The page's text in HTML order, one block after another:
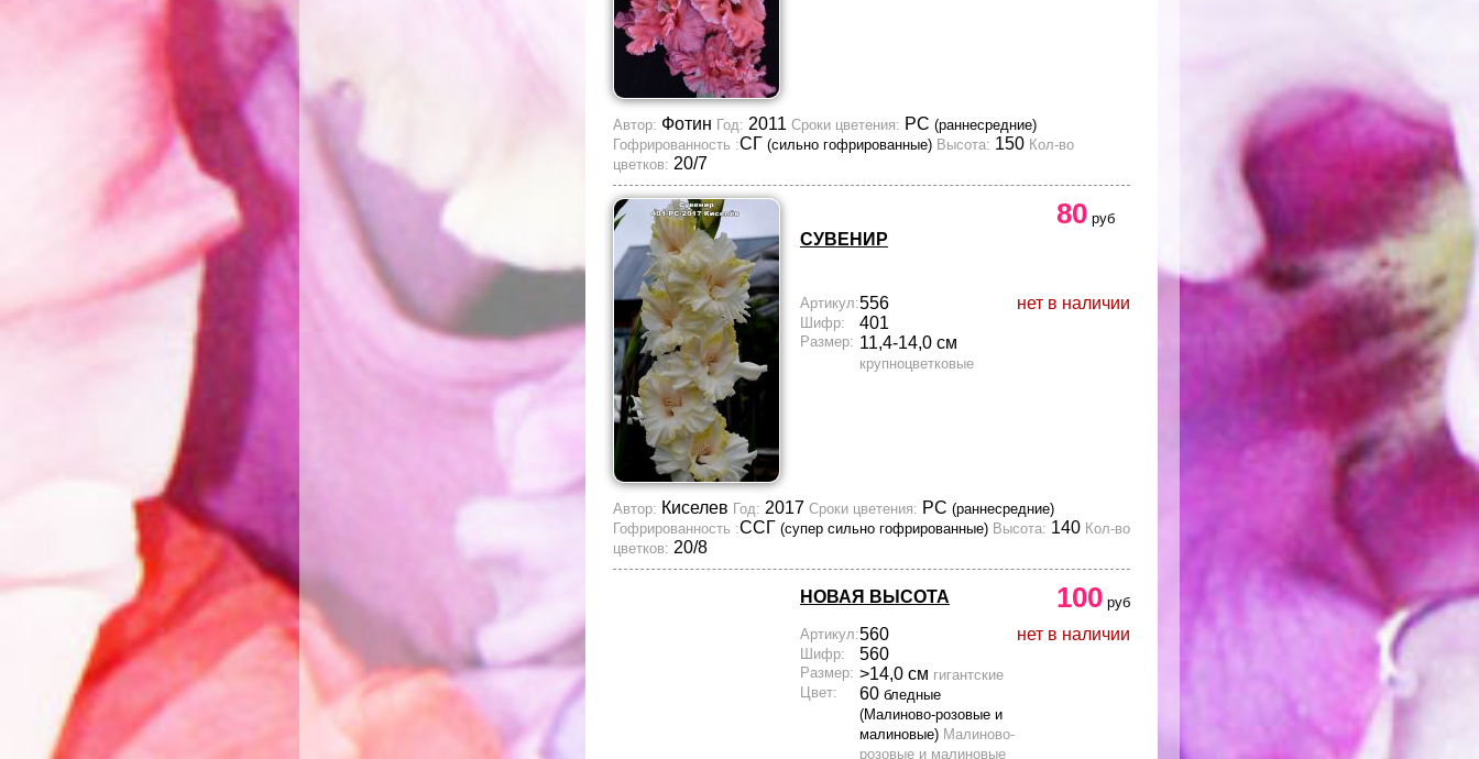
Автор: Фотин Год: 2011 Сроки цветения: РС (раннесредние)
Гофрированность :СГ (сильно гофрированные) Высота: 150 Кол-во
цветков: 20/7
СУВЕНИР
80 руб
нет в наличии
Артикул:556
Шифр: 401
Размер: 11,4-14,0 см
крупноцветковые
Автор: Киселев Год: 2017 Сроки цветения: РС (раннесредние)
Гофрированность :ССГ (супер сильно гофрированные) Высота: 140 Кол-во
цветков: 20/8
НОВАЯ ВЫСОТА 100 руб
нет в наличии
Артикул:560
Шифр: 560
Размер: >14,0 см гигантские
Цвет:
60 бледные
(Малиново-розовые и
малиновые) Малиново-
розовые и малиновые